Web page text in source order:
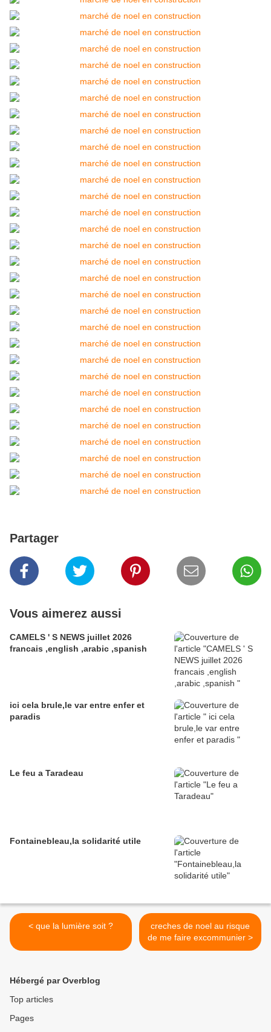
Partager
Vous aimerez aussi
CAMELS ' S NEWS juillet 2026
francais ,english ,arabic ,spanish
ici cela brule,le var entre enfer et
paradis
Le feu a Taradeau
Fontainebleau,la solidarité utile
< que la lumière soit ?
creches de noel au risque
de me faire excommunier >
Hébergé par Overblog
Top articles
Pages